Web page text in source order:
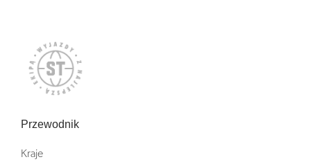
Przewodnik
Kraje